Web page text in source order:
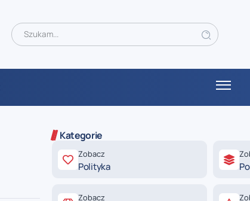
Kategorie
Zobacz
Polityka
Zobacz